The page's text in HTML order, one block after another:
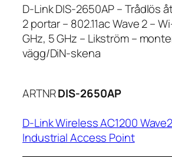
D-Link DIS-2650AP – Trådlös
2 portar – 802.11ac Wave 2 –
GHz, 5 GHz – Likström –
vägg/DiN-skena
ARTNRDIS-2650AP
D-Link Wireless AC1200
Industrial Access Point